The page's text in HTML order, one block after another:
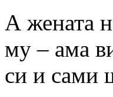
А жената
му – ама
си и сами